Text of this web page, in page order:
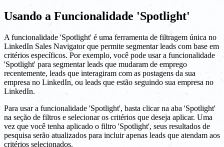
Usando a Funcionalidade 'Spotlight'
A funcionalidade 'Spotlight' é uma ferramenta de filtragem única no
LinkedIn Sales Navigator que permite segmentar leads com base em
critérios específicos. Por exemplo, você pode usar a funcionalidade
'Spotlight' para segmentar leads que mudaram de emprego
recentemente, leads que interagiram com as postagens da sua
empresa no LinkedIn, ou leads que estão seguindo sua empresa no
LinkedIn.
Para usar a funcionalidade 'Spotlight', basta clicar na aba 'Spotlight'
na seção de filtros e selecionar os critérios que deseja aplicar. Uma
vez que você tenha aplicado o filtro 'Spotlight', seus resultados de
pesquisa serão atualizados para incluir apenas leads que atendam aos
critérios selecionados.